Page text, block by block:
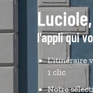
Luciole,
l'appli qui
L’itinéraire
1 clic
Notre